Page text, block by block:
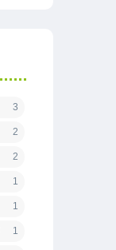
3
2
2
1
1
1